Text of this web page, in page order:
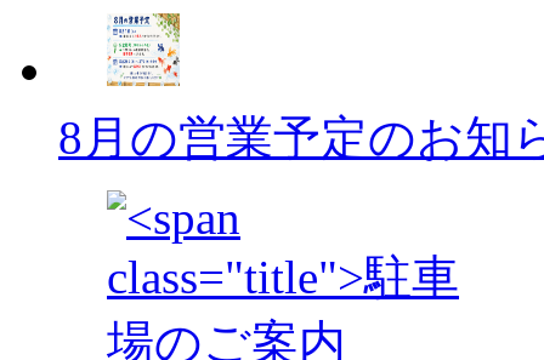
8月の営業予定のお知